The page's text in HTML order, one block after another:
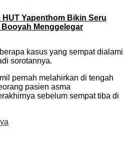
HUT Yapenthom Bikin Seru
Menggelegar
kasus yang sempat dialami
sorotannya.
pernah melahirkan di tengah
pasien asma
sebelum sempat tiba di